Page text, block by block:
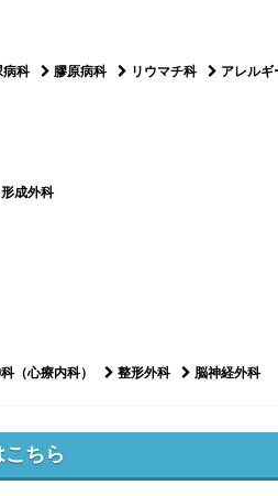
病科 膠原病科 リウマチ科 アレルギ
形成外科
（心療内科） 整形外科 脳神経外科
ちら